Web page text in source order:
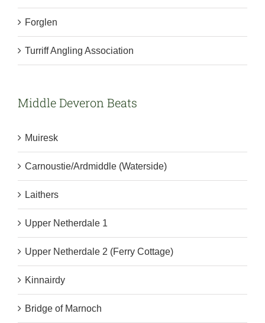
Forglen
Turriff Angling Association
Middle Deveron Beats
Muiresk
Carnoustie/Ardmiddle (Waterside)
Laithers
Upper Netherdale 1
Upper Netherdale 2 (Ferry Cottage)
Kinnairdy
Bridge of Marnoch